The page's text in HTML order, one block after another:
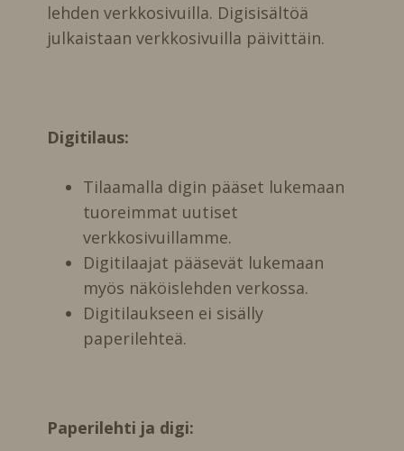
lehden verkkosivuilla. Digisisältöä
julkaistaan verkkosivuilla päivittäin.
Digitilaus:
Tilaamalla digin pääset lukemaan
tuoreimmat uutiset
verkkosivuillamme.
Digitilaajat pääsevät lukemaan
myös näköislehden verkossa.
Digitilaukseen ei sisälly
paperilehteä.
Paperilehti ja digi: